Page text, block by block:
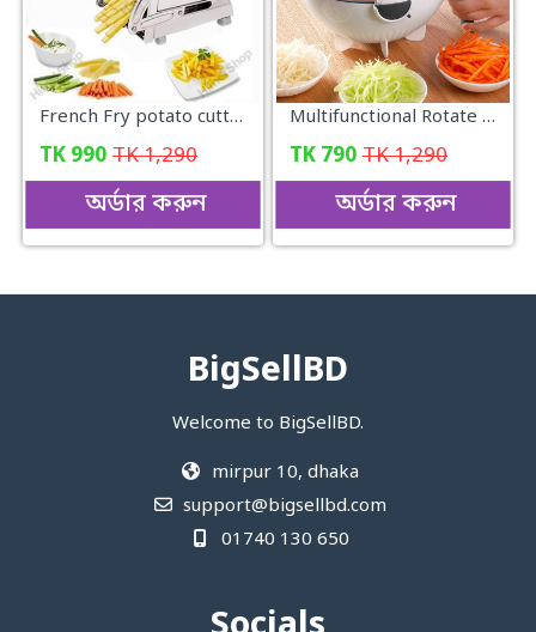
French Fry potato cutter
TK 990 TK1,290
অর্ডার করুন
Multifunctional Rotate Vegetable Slicer with Basket
TK 790 TK1,290
অর্ডার করুন
BigSellBD
Welcome to BigSellBD.
mirpur 10, dhaka
support@bigsellbd.com
01740 130 650